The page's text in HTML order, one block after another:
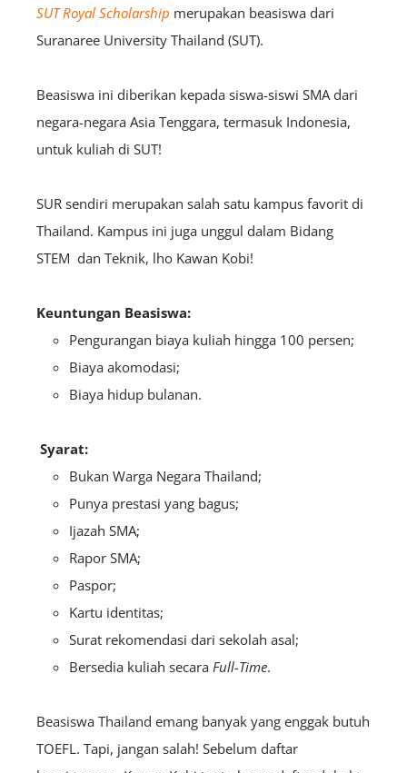
SUT Royal Scholarship merupakan beasiswa dari
Suranaree University Thailand (SUT).
Beasiswa ini diberikan kepada siswa-siswi SMA dari
negara-negara Asia Tenggara, termasuk Indonesia,
untuk kuliah di SUT!
SUR sendiri merupakan salah satu kampus favorit di
Thailand. Kampus ini juga unggul dalam Bidang
STEM dan Teknik, lho Kawan Kobi!
Keuntungan Beasiswa:
Pengurangan biaya kuliah hingga 100 persen;
Biaya akomodasi;
Biaya hidup bulanan.
Syarat:
Bukan Warga Negara Thailand;
Punya prestasi yang bagus;
Ijazah SMA;
Rapor SMA;
Paspor;
Kartu identitas;
Surat rekomendasi dari sekolah asal;
Bersedia kuliah secara Full-Time.
Beasiswa Thailand emang banyak yang enggak butuh
TOEFL. Tapi, jangan salah! Sebelum daftar